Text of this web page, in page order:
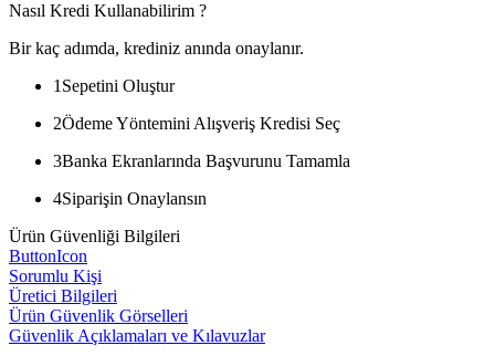
Nasıl Kredi Kullanabilirim ?
Bir kaç adımda, krediniz anında onaylanır.
1 Sepetini Oluştur
2Ödeme Yöntemini Alışveriş Kredisi Seç
3Banka Ekranlarında Başvurunu Tamamla
4Siparişin Onaylansın
Ürün Güvenliği Bilgileri
ButtonIcon
Sorumlu Kişi
Üretici Bilgileri
Ürün Güvenlik Görselleri
Güvenlik Açıklamaları ve Kılavuzlar